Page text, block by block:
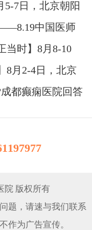
5-7日，北京朝阳
益会诊，名额有
中国医师
当时】8月8-10
衔暑期会诊，速
8月2-4日，北京
暑期癫痫攻坚
都癫痫医院回答
院 版权所有
题，请速与我们联系
作为广告宣传。